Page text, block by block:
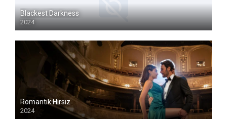
Blackest Darkness
2024
Romantik Hırsız
2024